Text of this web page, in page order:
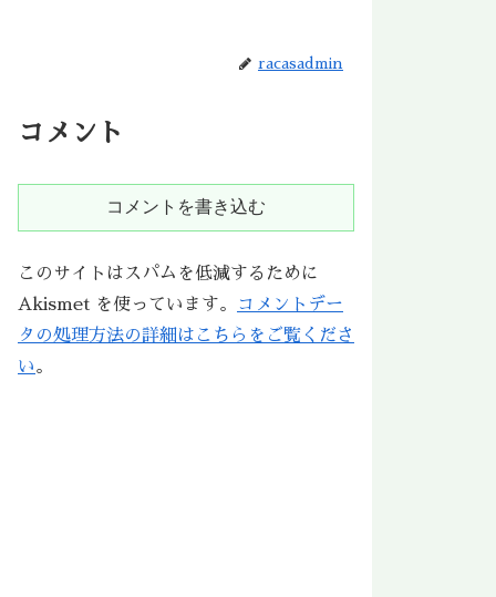
racasadmin
コメント
コメントを書き込む
このサイトはスパムを低減するために
Akismet を使っています。
コメントデー
タの処理方法の詳細はこちらをご覧くださ
い。